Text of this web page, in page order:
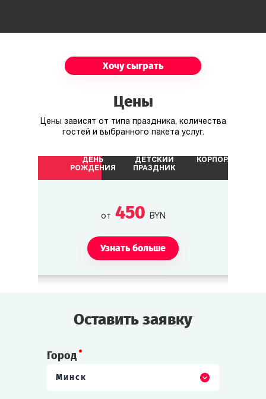
Хочу сыграть
Цены
Цены зависят от типа праздника, количества
гостей и выбранного пакета услуг.
ДЕНЬ
РОЖДЕНИЯ
ДЕТСКИЙ
ПРАЗДНИК
КОРПОРАТИВ
от 450 BYN
Узнать больше
Оставить заявку
Город
Минск